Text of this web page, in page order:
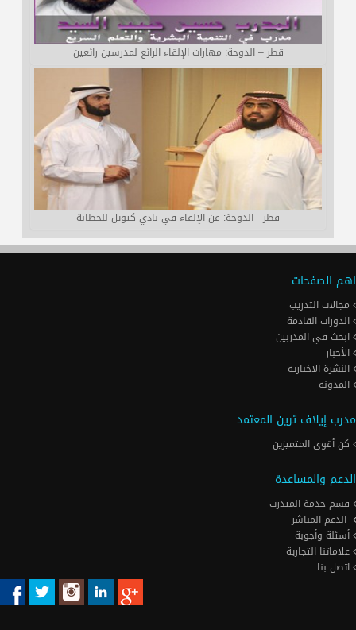
قطر – الدوحة: مهارات الإلقاء الرائع لمدرسين رائعين
قطر - الدوحة: فن الإلقاء في نادي كيوتل للخطابة
اهم الصفحات
مجالات التدريب
الدورات القادمة
ابحث في المدربين
الأخبار
النشرة الاخبارية
المدونة
مدرب إيلاف ترين المعتمد
كن أقوى المتميزين
الدعم والمساعدة
قسم خدمة المتدرب
الدعم المباشر
أسئلة وأجوبة
علاماتنا التجارية
اتصل بنا